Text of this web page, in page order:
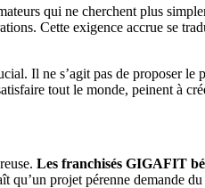
qui ne cherchent plus
Cette exigence accrue se
Il ne s’agit pas de proposer
tout le monde, peinent à
Les franchisés GIGAFIT
qu’un projet pérenne demande